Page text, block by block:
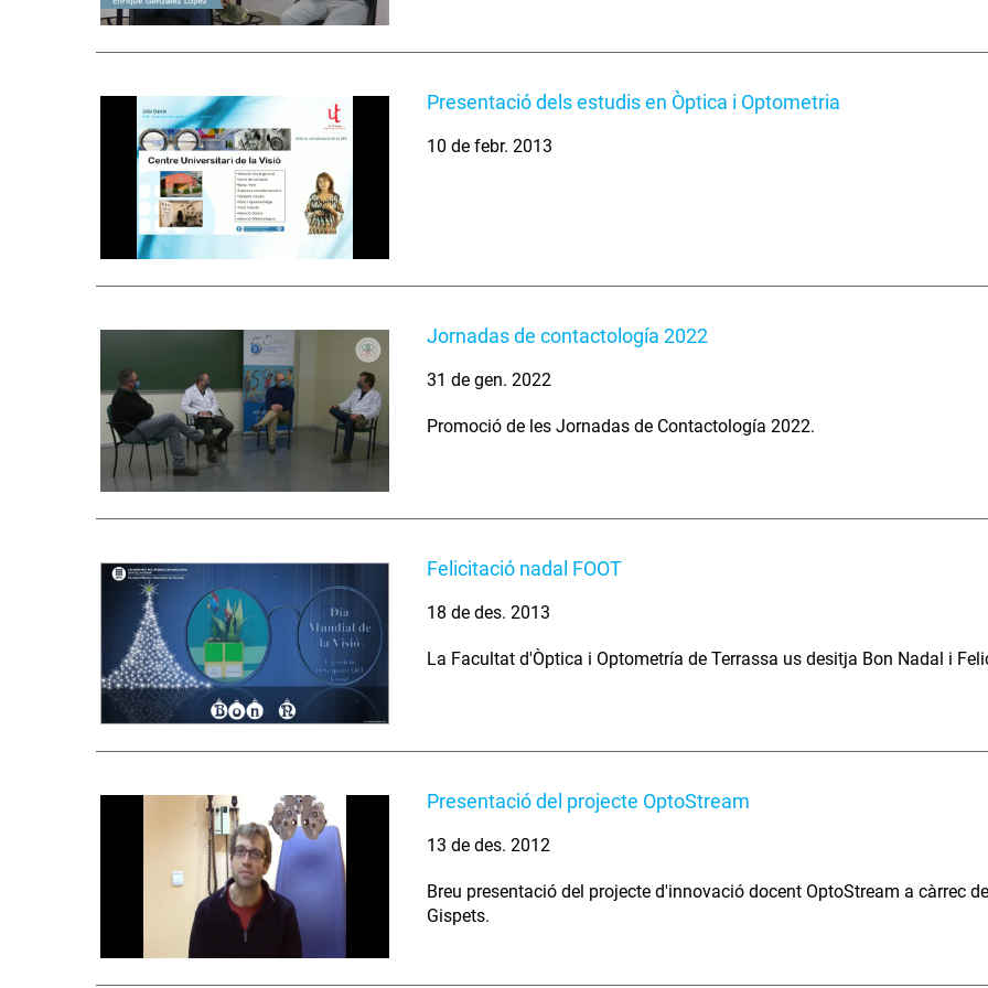
Presentació dels estudis en Òptica i Optometria
10 de febr. 2013
Jornadas de contactología 2022
31 de gen. 2022
Promoció de les Jornadas de Contactología 2022.
Felicitació nadal FOOT
18 de des. 2013
La Facultat d'Òptica i Optometría de Terrassa us desitja Bon Nadal i
Presentació del projecte OptoStream
13 de des. 2012
Breu presentació del projecte d'innovació docent OptoStream a càrrec
Gispets.